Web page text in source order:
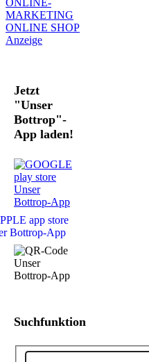
Jetzt
"Unser
Bottrop"-
App laden!
Suchfunktion